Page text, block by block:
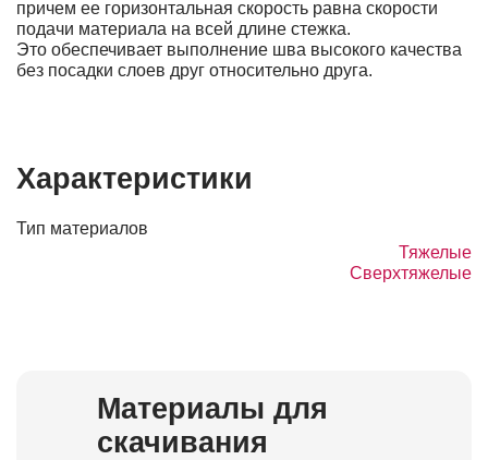
причем ее горизонтальная скорость равна скорости
подачи материала на всей длине стежка.
Это обеспечивает выполнение шва высокого качества
без посадки слоев друг относительно друга.
Характеристики
Тип материалов
Тяжелые
Сверхтяжелые
Материалы для
скачивания